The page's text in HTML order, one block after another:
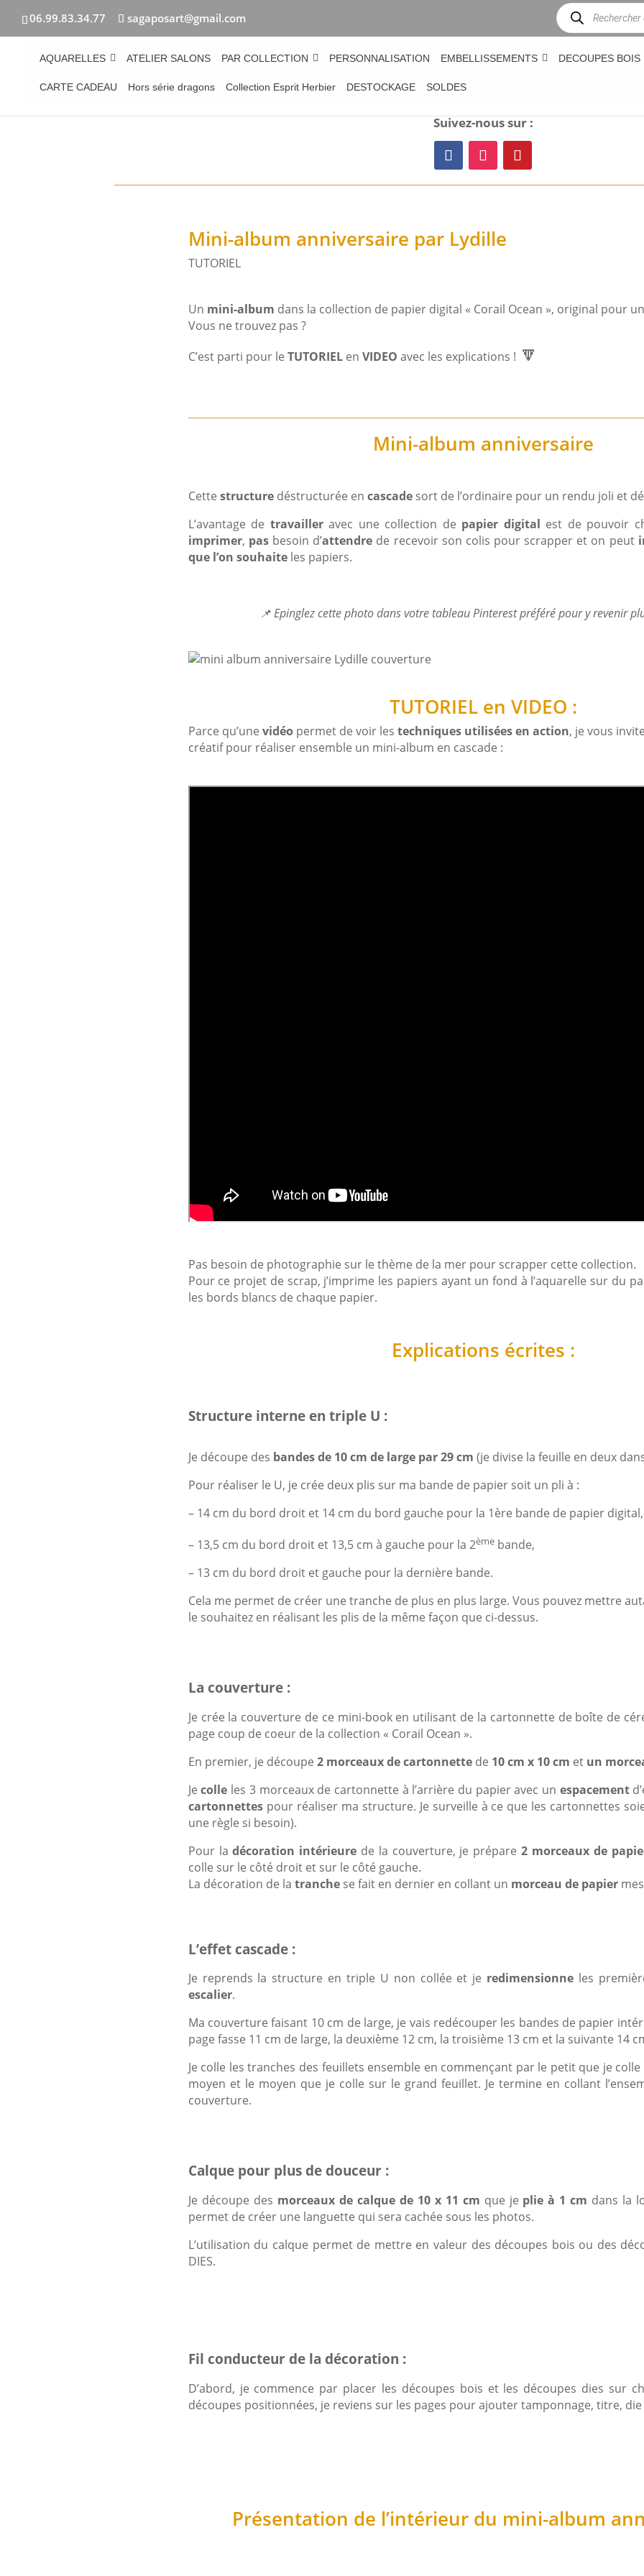
06.99.83.34.77 sagaposart@gmail.com
Recherche
de
produits
AQUARELLES ATELIER SALONS PAR COLLECTION PERSONNALISATION EMBELLISSEMENTS DECOUPES BOIS
CARTE CADEAU Hors série dragons Collection Esprit Herbier DESTOCKAGE SOLDES
Suivez-nous sur :
Mini-album anniversaire par Lydille
TUTORIEL
Un mini-album dans la collection de papier digital « Corail Ocean », original pour
Vous ne trouvez pas ?
C’est parti pour le TUTORIELen VIDEO avec les explications ! 🔽
Mini-album anniversaire
Cette structuredéstructurée en cascadesort de l’ordinaire pour un rendu joli et
L’avantage de travailleravec une collection de papier digital est de pouvoir
imprimer, pasbesoin d’attendre de recevoir son colis pour scrapper et on peut
que l’on souhaiteles papiers.
📌 Epinglez cette photo dans votre tableau Pinterest préféré pour y revenir
TUTORIEL en VIDEO :
Parce qu’une vidéopermet de voir les techniques utilisées en action, je vous
créatif pour réaliser ensemble un mini-album en cascade :
Pas besoin de photographie sur le thème de la mer pour scrapper cette collection.
Pour ce projet de scrap, j’imprime les papiers ayant un fond à l’aquarelle sur du
les bords blancs de chaque papier.
Explications écrites :
Structure interne en triple U :
Je découpe des bandes de 10 cm de large par 29 cm (je divise la feuille en deux
Pour réaliser le U, je crée deux plis sur ma bande de papier soit un pli à :
– 14 cm du bord droit et 14 cm du bord gauche pour la 1ère bande de papier digital,
– 13,5 cm du bord droit et 13,5 cm à gauche pour la 2èmebande,
– 13 cm du bord droit et gauche pour la dernière bande.
Cela me permet de créer une tranche de plus en plus large. Vous pouvez mettre
le souhaitez en réalisant les plis de la même façon que ci-dessus.
La couverture :
Je crée la couverture de ce mini-book en utilisant de la cartonnette de boîte de
page coup de coeur de la collection « Corail Ocean ».
En premier, je découpe 2 morceaux de cartonnettede 10 cm x 10 cm et un
Jecolle les 3 morceaux de cartonnette à l’arrière du papier avec un espacement
cartonnettespour réaliser ma structure. Je surveille à ce que les cartonnettes
une règle si besoin).
Pour ladécoration intérieure de la couverture, je prépare 2 morceaux de
colle sur le côté droit et sur le côté gauche.
La décoration de la tranchese fait en dernier en collant un morceau de papier
L’effet cascade :
Je reprends la structure en triple U non collée et je redimensionne les
escalier.
Ma couverture faisant 10 cm de large, je vais redécouper les bandes de papier
page fasse 11 cm de large, la deuxième 12 cm, la troisième 13 cm et la suivante 14
Je colle les tranches des feuillets ensemble en commençant par le petit que je
moyen et le moyen que je colle sur le grand feuillet. Je termine en collant
couverture.
Calque pour plus de douceur :
Je découpe des morceaux de calque de 10 x 11 cm que je plie à 1 cm dans la
permet de créer une languette qui sera cachée sous les photos.
L’utilisation du calque permet de mettre en valeur des découpes bois ou des
DIES.
Fil conducteur de la décoration :
D’abord, je commence par placer les découpes bois et les découpes dies sur
découpes positionnées, je reviens sur les pages pour ajouter tamponnage, titre,
Présentation de l’intérieur du mini-album